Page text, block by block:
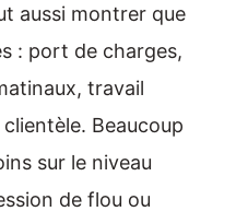
aussi montrer que
: port de charges,
travail
Beaucoup
sur le niveau
de flou ou